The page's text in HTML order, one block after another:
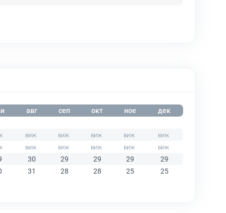
авг сеп окт ное дек
30 29 29 29
29
31 28 28 25 25